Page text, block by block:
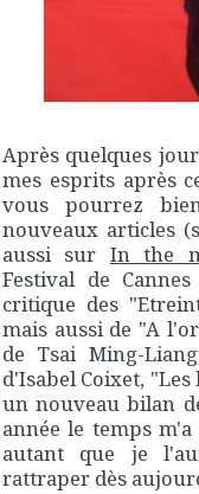
Après quelques
mes esprits après
vous pourrez
nouveaux articles
aussi sur In the
Festival de
critique des
mais aussi de "A
de Tsai Ming-
d'Isabel Coixet,
un nouveau bilan
année le temps
autant que je
rattraper dès